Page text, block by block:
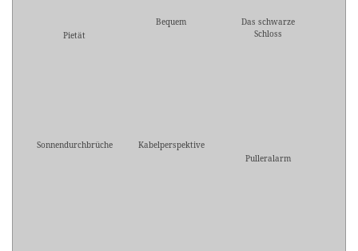
Pietät
Bequem
Das schwarze
Schloss
Sonnendurchbrüche
Kabelperspektive
Pulleralarm